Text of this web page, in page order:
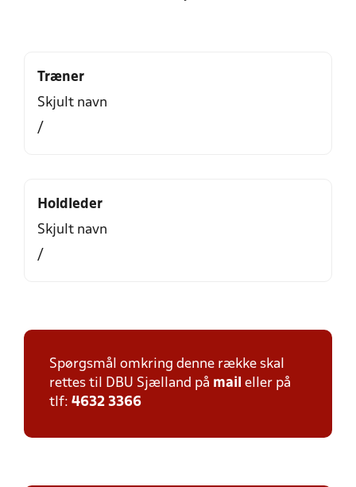
Træner
Skjult navn
/
Holdleder
Skjult navn
/
Spørgsmål omkring denne række skal
rettes til DBU Sjælland på mail eller på
tlf: 4632 3366